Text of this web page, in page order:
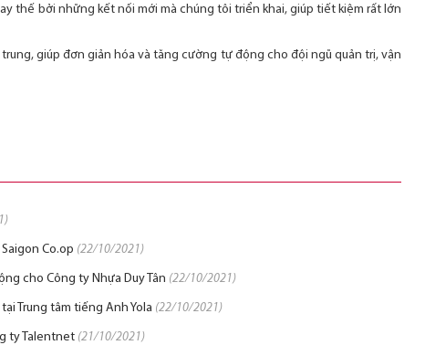
thế bởi những kết nối mới mà chúng tôi triển khai, giúp tiết kiệm rất lớn
giúp đơn giản hóa và tăng cường tự động cho đội ngũ quản trị, vận
Co.op (22/10/2021)
cho Công ty Nhựa Duy Tân (22/10/2021)
Trung tâm tiếng Anh Yola (22/10/2021)
ty Talentnet (21/10/2021)